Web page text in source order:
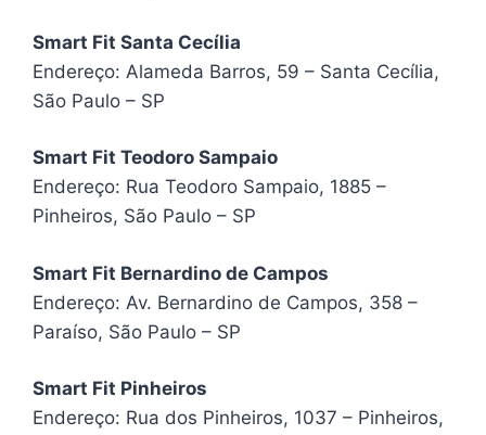
Smart Fit Santa Cecília
Endereço: Alameda Barros, 59 – Santa Cecília,
São Paulo – SP
Smart Fit Teodoro Sampaio
Endereço: Rua Teodoro Sampaio, 1885 –
Pinheiros, São Paulo – SP
Smart Fit Bernardino de Campos
Endereço: Av. Bernardino de Campos, 358 –
Paraíso, São Paulo – SP
Smart Fit Pinheiros
Endereço: Rua dos Pinheiros, 1037 – Pinheiros,